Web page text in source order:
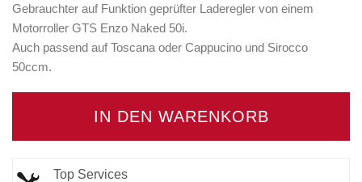
Gebrauchter auf Funktion geprüfter Laderegler von einem
Motorroller GTS Enzo Naked 50i.
Auch passend auf Toscana oder Cappucino und Sirocco
50ccm.
IN DEN WARENKORB
Top Services